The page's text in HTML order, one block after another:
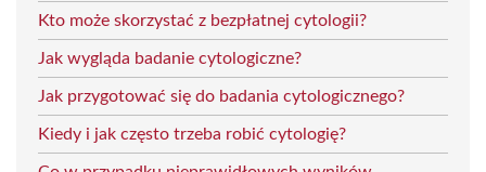
Kto może skorzystać z bezpłatnej cytologii?
Jak wygląda badanie cytologiczne?
Jak przygotować się do badania cytologicznego?
Kiedy i jak często trzeba robić cytologię?